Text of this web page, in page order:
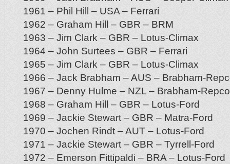
1961 – Phil Hill – USA – Ferrari
1962 – Graham Hill – GBR – BRM
1963 – Jim Clark – GBR – Lotus-Climax
1964 – John Surtees – GBR – Ferrari
1965 – Jim Clark – GBR – Lotus-Climax
1966 – Jack Brabham – AUS – Brabham-
1967 – Denny Hulme – NZL – Brabham-Repco
1968 – Graham Hill – GBR – Lotus-Ford
1969 – Jackie Stewart – GBR – Matra-Ford
1970 – Jochen Rindt – AUT – Lotus-Ford
1971 – Jackie Stewart – GBR – Tyrrell-Ford
1972 – Emerson Fittipaldi – BRA – Lotus-Ford